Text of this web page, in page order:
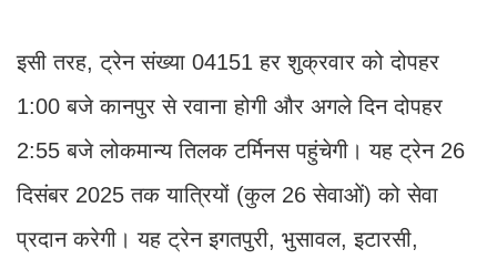
इसी तरह, ट्रेन संख्या 04151 हर शुक्रवार को दोपहर
1:00 बजे कानपुर से रवाना होगी और अगले दिन दोपहर
2:55 बजे लोकमान्य तिलक टर्मिनस पहुंचेगी। यह ट्रेन 26
दिसंबर 2025 तक यात्रियों (कुल 26 सेवाओं) को सेवा
प्रदान करेगी। यह ट्रेन इगतपुरी, भुसावल, इटारसी,